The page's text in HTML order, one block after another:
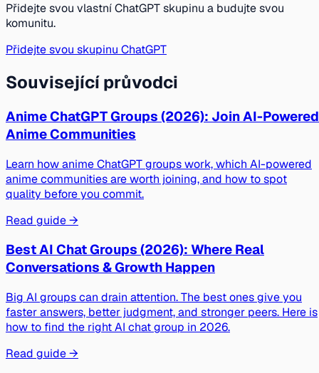
Přidejte svou vlastní ChatGPT skupinu a budujte svou
komunitu.
Přidejte svou skupinu ChatGPT
Související průvodci
Anime ChatGPT Groups (2026): Join AI-Powered
Anime Communities
Learn how anime ChatGPT groups work, which AI-powered
anime communities are worth joining, and how to spot
quality before you commit.
Read guide →
Best AI Chat Groups (2026): Where Real
Conversations & Growth Happen
Big AI groups can drain attention. The best ones give you
faster answers, better judgment, and stronger peers. Here is
how to find the right AI chat group in 2026.
Read guide →